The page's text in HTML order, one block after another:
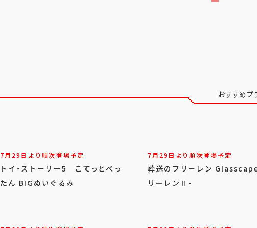
おすすめプ
7月29日より順次登場予定
トイ・ストーリー5 こてっとぺっ
たん BIGぬいぐるみ
7月29日より順次登場予定
葬送のフリーレン
リーレンⅡ-